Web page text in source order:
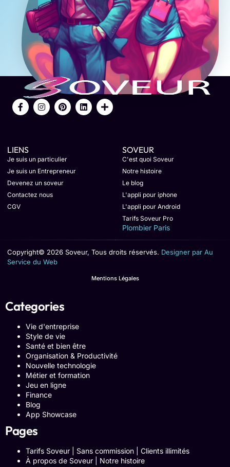
LIENS
Je suis un particulier
Je suis un Entrepreneur
Devenez un soveur
Contactez nous
CGV
SOVEUR
C'est quoi Soveur
Notre histoire
Le blog
L'appli pour iphone
L'appli pour Android
Tarifs Soveur Pro
Plombier Paris
Copyright© 2026 Soveur, Tous droits réservés. Designer par Au
Service du Web
Mentions Légales
Categories
Vie d'entreprise
Style de vie
Santé et bien être
Organisation & Productivité
Nouvelle technologie
Métier et formation
Jeu en ligne
Finance
Blog
App Showcase
Pages
Tarifs Soveur | Sans commission | Clients illimités
À propos de Soveur | Notre histoire